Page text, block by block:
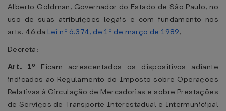
Alberto Goldman, Governador do Estado de São Paulo, no
uso de suas atribuições legais e com fundamento nos
arts. 46 da Lei nº 6.374, de 1º de março de 1989,
Decreta:
Art. 1º Ficam acrescentados os dispositivos adiante
indicados ao Regulamento do Imposto sobre Operações
Relativas à Circulação de Mercadorias e sobre Prestações
de Serviços de Transporte Interestadual e Intermunicipal